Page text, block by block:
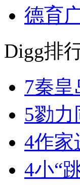
德育
Digg排
7秦皇
5勠力
4作家
4小“